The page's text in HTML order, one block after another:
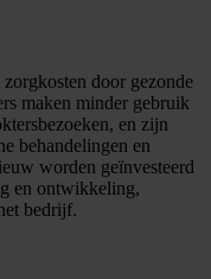
door gezonde
maken minder gebruik
en zijn
behandelingen en
worden geïnvesteerd
en ontwikkeling,
bedrijf.